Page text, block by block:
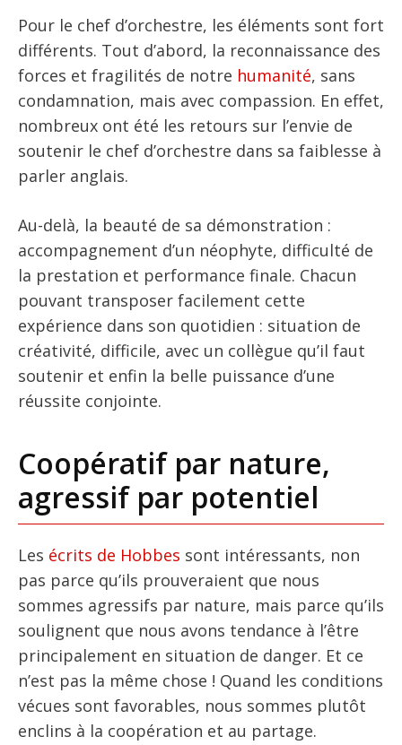
Pour le chef d’orchestre, les éléments sont fort
différents. Tout d’abord, la reconnaissance des
forces et fragilités de notre humanité, sans
condamnation, mais avec compassion. En effet,
nombreux ont été les retours sur l’envie de
soutenir le chef d’orchestre dans sa faiblesse à
parler anglais.
Au-delà, la beauté de sa démonstration :
accompagnement d’un néophyte, difficulté de
la prestation et performance finale. Chacun
pouvant transposer facilement cette
expérience dans son quotidien : situation de
créativité, difficile, avec un collègue qu’il faut
soutenir et enfin la belle puissance d’une
réussite conjointe.
Coopératif par nature,
agressif par potentiel
Les écrits de Hobbes sont intéressants, non
pas parce qu’ils prouveraient que nous
sommes agressifs par nature, mais parce qu’ils
soulignent que nous avons tendance à l’être
principalement en situation de danger. Et ce
n’est pas la même chose ! Quand les conditions
vécues sont favorables, nous sommes plutôt
enclins à la coopération et au partage.